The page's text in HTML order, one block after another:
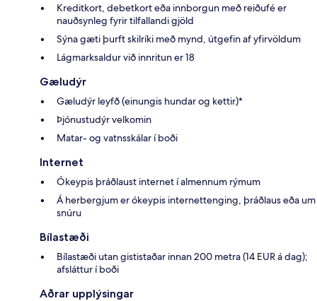
Kreditkort, debetkort eða innborgun með reiðufé er
nauðsynleg fyrir tilfallandi gjöld
Sýna gæti þurft skilríki með mynd, útgefin af yfirvöldum
Lágmarksaldur við innritun er 18
Gæludýr
Gæludýr leyfð (einungis hundar og kettir)*
Þjónustudýr velkomin
Matar- og vatnsskálar í boði
Internet
Ókeypis þráðlaust internet í almennum rýmum
Á herbergjum er ókeypis internettenging, þráðlaus eða um
snúru
Bílastæði
Bílastæði utan gististaðar innan 200 metra (14 EUR á dag);
afsláttur í boði
Aðrar upplýsingar